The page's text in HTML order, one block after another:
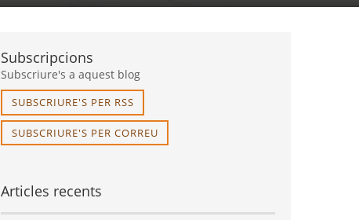
Subscripcions
Subscriure's a aquest blog
SUBSCRIURE'S PER RSS
SUBSCRIURE'S PER CORREU
Articles recents